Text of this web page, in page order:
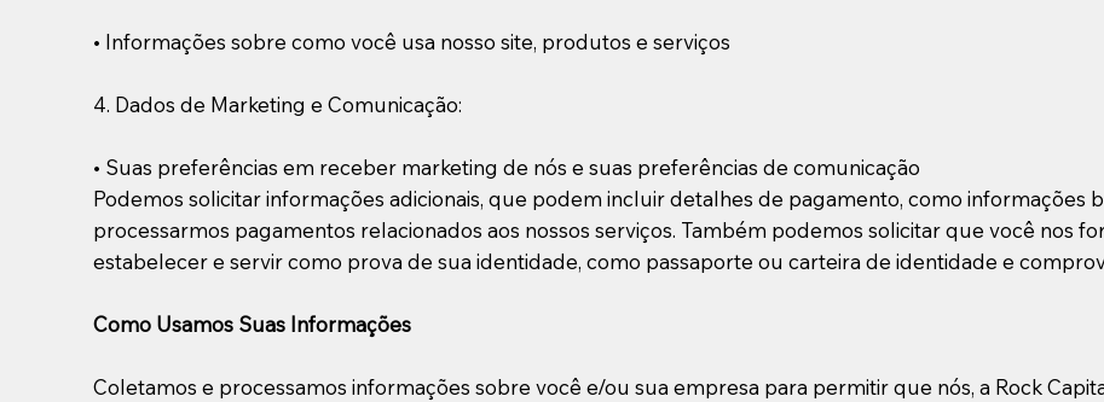
• Informações sobre como você usa nosso site, produtos e serviços
4. Dados de Marketing e Comunicação:
• Suas preferências em receber marketing de nós e suas preferências de comunicação
Podemos solicitar informações adicionais, que podem incluir detalhes de pagamento, como informações
processarmos pagamentos relacionados aos nossos serviços. Também podemos solicitar que você nos
estabelecer e servir como prova de sua identidade, como passaporte ou carteira de identidade e
Como Usamos Suas Informações
Coletamos e processamos informações sobre você e/ou sua empresa para permitir que nós, a Rock